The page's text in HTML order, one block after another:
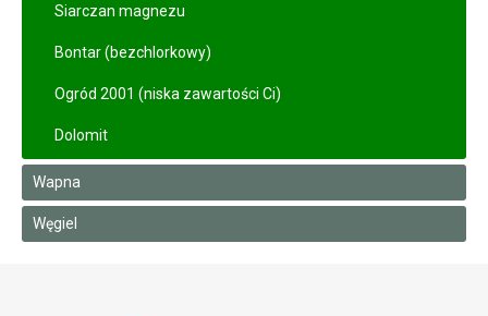
Siarczan magnezu
Bontar (bezchlorkowy)
Ogród 2001 (niska zawartości Ci)
Dolomit
Wapna
Węgiel